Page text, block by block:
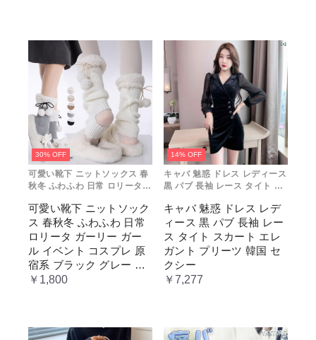
30% OFF
可愛い靴下 ニットソックス 春
秋冬 ふわふわ 日常 ロリータ
プレ 原宿系 ブラック グレー
ベージュ cm067t2t2x1 ホワ
イト
可愛い靴下 ニットソック
ス 春秋冬 ふわふわ 日常
ロリータ ガーリー ガー
ル イベント コスプレ 原
宿系 ブラック グレー ベ
ージュ cm067t2t2x1 ホワ
￥1,800
14% OFF
キャバ 魅惑 ドレス レディース
黒 パブ 長袖 レース タイト ス
国 セクシー
キャバ 魅惑 ドレス レデ
ィース 黒 パブ 長袖 レー
ス タイト スカート エレ
ガント プリーツ 韓国 セ
クシー
￥7,277